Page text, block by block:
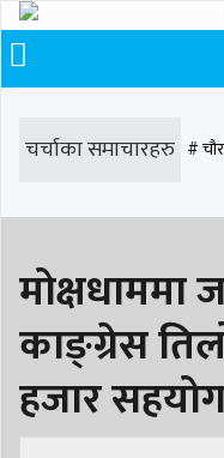
चर्चाका समाचारहरु #
# मृत्यु # सडक दुर्घटना #
# समृद्धि एकेडेमी # काङ्ग्रेस
# रुपन्देही # रुपन्देही २ #
# सिद्धबाबा # बुटवल
मोक्षधाममा
काङ्ग्रेस
हजार